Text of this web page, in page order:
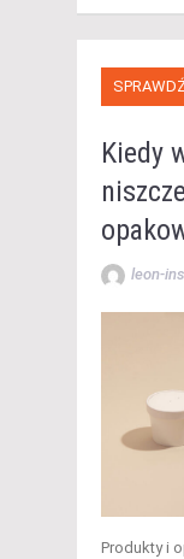
Kiedy
leon-
Produkty i